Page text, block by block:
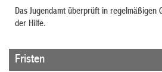
Das Jugendamt überprüft in regelmäßigen
der Hilfe.
Fristen